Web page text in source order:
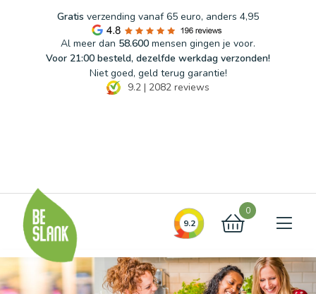
Gratis verzending vanaf 65 euro, anders 4,95
Al meer dan 58.600 mensen gingen je voor.
Voor 21:00 besteld, dezelfde werkdag verzonden!
Niet goed, geld terug garantie!
9.2 | 2082 reviews
9.2
0